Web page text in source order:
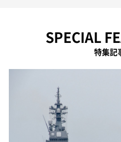
SPECIAL
特集記